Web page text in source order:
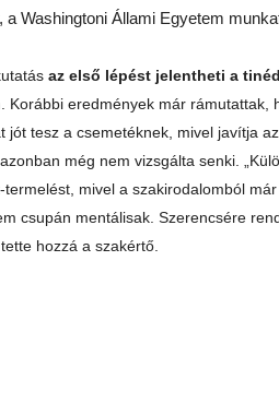
Washingtoni Állami Egyetem
az első lépést jelentheti a
. Korábbi eredmények már rámutattak,
jót tesz a csemetéknek, mivel javítja
még nem vizsgálta senki.
mivel a szakirodalomból
csupán mentálisak. Szerencsére
hozzá a szakértő.